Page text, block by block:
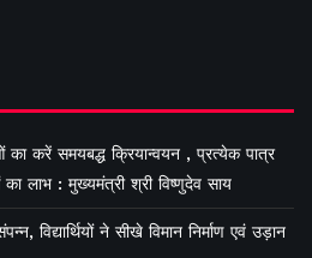
करें समयबद्ध क्रियान्वयन , प्रत्येक पात्र
लाभ : मुख्यमंत्री श्री विष्णुदेव साय
विद्यार्थियों ने सीखे विमान निर्माण एवं उड़ान